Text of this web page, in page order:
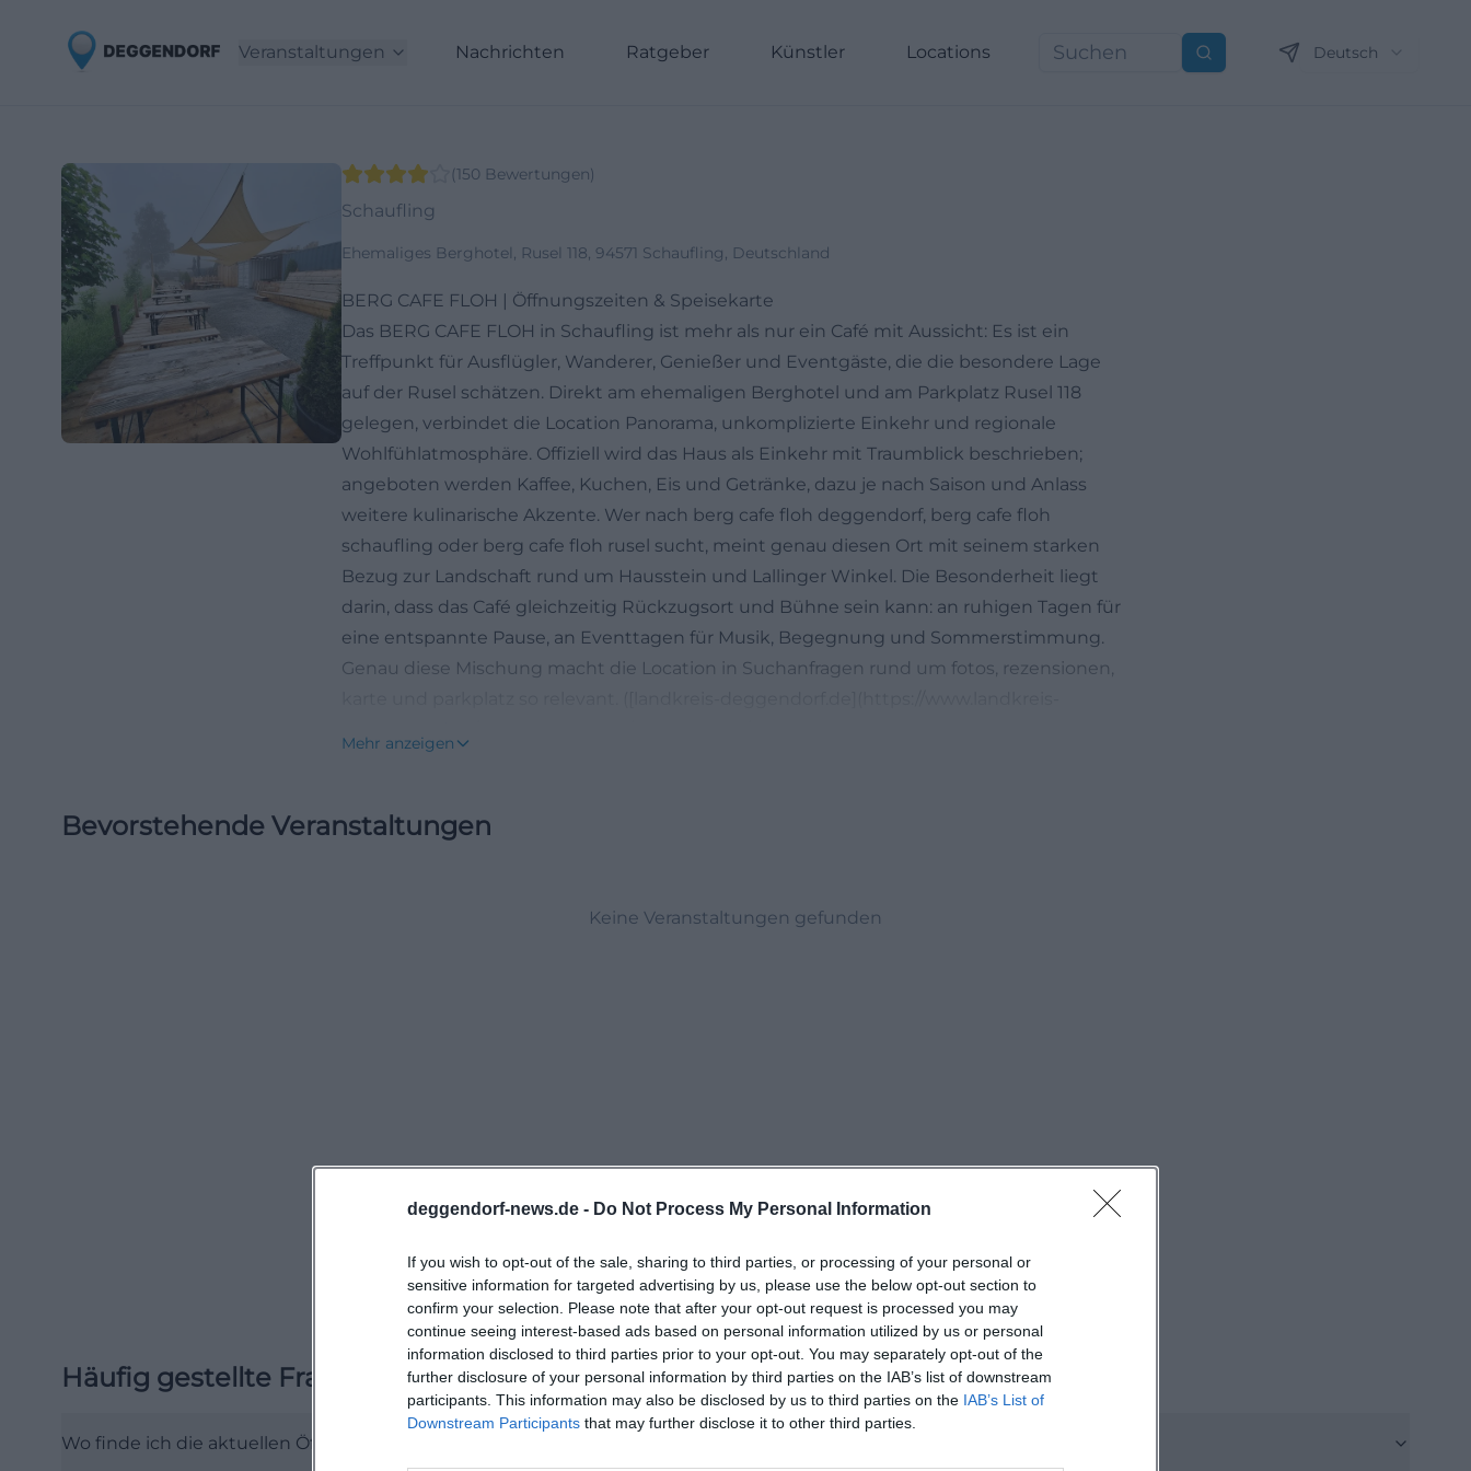
deggendorf-news.de - Do Not Process My Personal Information
If you wish to opt-out of the sale, sharing to third parties, or processing of your personal or
sensitive information for targeted advertising by us, please use the below opt-out section to
confirm your selection. Please note that after your opt-out request is processed you may
continue seeing interest-based ads based on personal information utilized by us or personal
information disclosed to third parties prior to your opt-out. You may separately opt-out of the
further disclosure of your personal information by third parties on the IAB’s list of downstream
participants. This information may also be disclosed by us to third parties on the IAB’s List of
Downstream Participants that may further disclose it to other third parties.
Veranstaltungen Nachrichten Ratgeber Künstler Locations Suchen Deutsch
(150 Bewertungen)
Schaufling
Ehemaliges Berghotel, Rusel 118, 94571 Schaufling, Deutschland
BERG CAFE FLOH | Öffnungszeiten & Speisekarte
Das BERG CAFE FLOH in Schaufling ist mehr als nur ein Café mit Aussicht: Es ist ein
Treffpunkt für Ausflügler, Wanderer, Genießer und Eventgäste, die die besondere Lage
auf der Rusel schätzen. Direkt am ehemaligen Berghotel und am Parkplatz Rusel 118
gelegen, verbindet die Location Panorama, unkomplizierte Einkehr und regionale
Wohlfühlatmosphäre. Offiziell wird das Haus als Einkehr mit Traumblick beschrieben;
angeboten werden Kaffee, Kuchen, Eis und Getränke, dazu je nach Saison und Anlass
weitere kulinarische Akzente. Wer nach berg cafe floh deggendorf, berg cafe floh
schaufling oder berg cafe floh rusel sucht, meint genau diesen Ort mit seinem starken
Bezug zur Landschaft rund um Hausstein und Lallinger Winkel. Die Besonderheit liegt
darin, dass das Café gleichzeitig Rückzugsort und Bühne sein kann: an ruhigen Tagen für
eine entspannte Pause, an Eventtagen für Musik, Begegnung und Sommerstimmung.
Genau diese Mischung macht die Location in Suchanfragen rund um fotos, rezensionen,
Bei berg cafe floh öffnungszeiten ist wichtig zu wissen, dass die Zeiten nicht starr sind,
10:00 bis 17:00 Uhr. In einem späteren Webauftritt wurden für eine andere Saisonphase
verbunden. Eine Webcam wird auf den geprüften offiziellen Seiten nicht als
Media. ([landkreis-deggendorf.de](https://www.landkreis-deggendorf.de/tourismus-
kultur/gastronomie/gastronomie-im-wanderzentrum-rusel/bergcafe-floh/))
Für die lokale Suchintention ist dieser Punkt besonders relevant, weil Nutzer bei einem
Bergcafé nicht nur Essen, sondern vor allem Verlässlichkeit erwarten. Gerade im Alpen-
und Voralpenraum ändern sich Betriebszeiten wetterbedingt schneller als in einem
Stadtcafé. Deshalb ist das BERG CAFE FLOH auch ein gutes Beispiel dafür, wie
Suchmaschinenanfragen und echte Besucherfragen zusammenlaufen: Öffnungszeiten,
Mehr anzeigen
Bevorstehende Veranstaltungen
Keine Veranstaltungen gefunden
Häufig gestellte Fragen
Wo finde ich die aktuellen Öffnungszeiten vom BERG CAFE FLOH?